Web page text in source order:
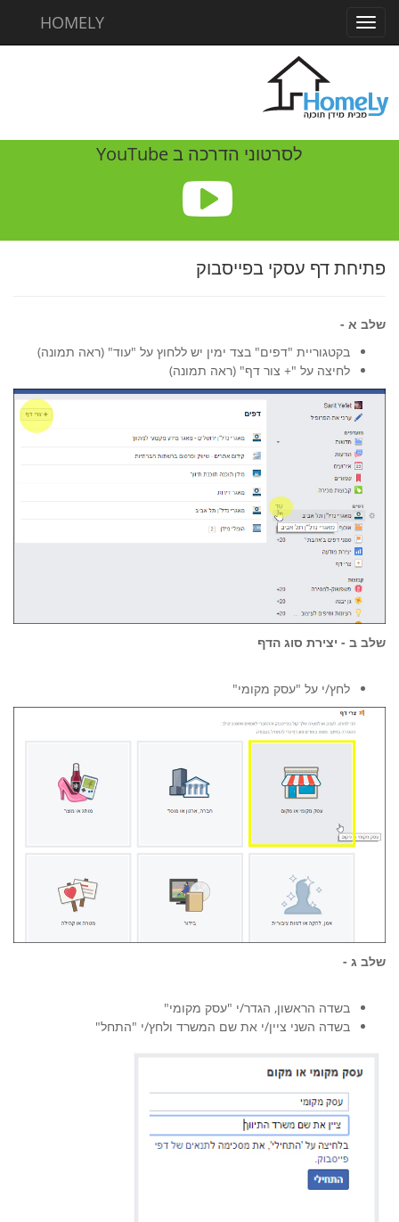
HOMELY
לסרטוני הדרכה ב YouTube
פתיחת דף עסקי בפייסבוק
שלב א -
בקטגוריית "דפים" בצד ימין יש ללחוץ על "עוד" (ראה תמונה)
לחיצה על "+ צור דף" (ראה תמונה)
שלב ב - יצירת סוג הדף
לחץ/י על "עסק מקומי"
שלב ג -
בשדה הראשון, הגדר/י "עסק מקומי"
בשדה השני ציין/י את שם המשרד ולחץ/י "התחל"